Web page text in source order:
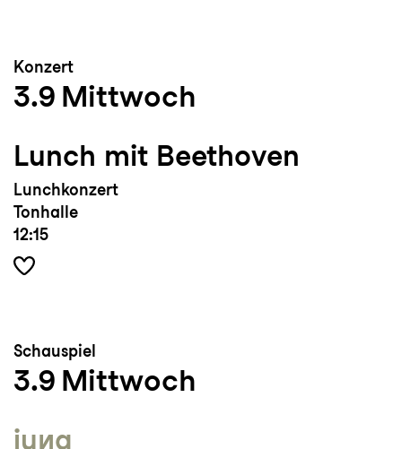
Konzert
3.9 Mittwoch
Lunch mit Beethoven
Lunchkonzert
Tonhalle
12:15
Schauspiel
3.9 Mittwoch
jung